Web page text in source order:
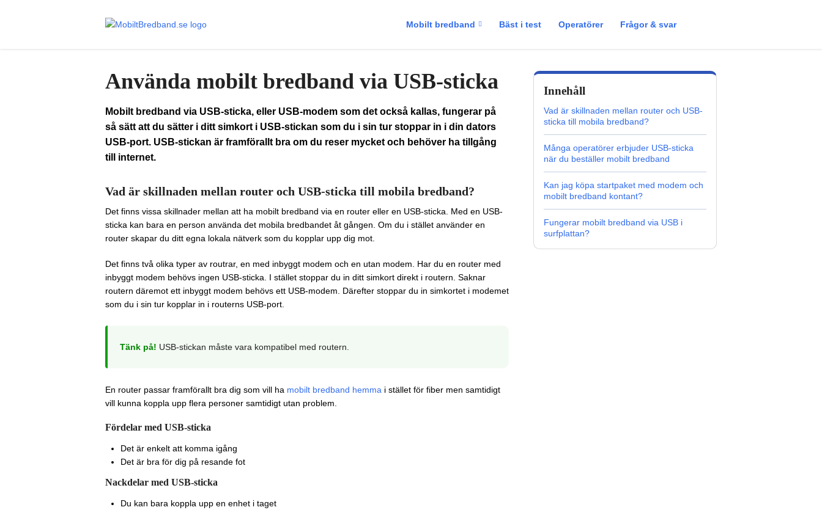
Mobilt bredband Bäst i test Operatörer Frågor & svar
Innehåll
Vad är skillnaden mellan router och USB-
sticka till mobila bredband?
Många operatörer erbjuder USB-sticka
när du beställer mobilt bredband
Kan jag köpa startpaket med modem och
mobilt bredband kontant?
Fungerar mobilt bredband via USB i
surfplattan?
Använda mobilt bredband via USB-sticka
Mobilt bredband via USB-sticka, eller USB-modem som det också kallas, fungerar på
så sätt att du sätter i ditt simkort i USB-stickan som du i sin tur stoppar in i din dators
USB-port. USB-stickan är framförallt bra om du reser mycket och behöver ha tillgång
till internet.
Vad är skillnaden mellan router och USB-sticka till mobila bredband?
Det finns vissa skillnader mellan att ha mobilt bredband via en router eller en USB-sticka. Med en USB-
sticka kan bara en person använda det mobila bredbandet åt gången. Om du i stället använder en
router skapar du ditt egna lokala nätverk som du kopplar upp dig mot.
Det finns två olika typer av routrar, en med inbyggt modem och en utan modem. Har du en router med
inbyggt modem behövs ingen USB-sticka. I stället stoppar du in ditt simkort direkt i routern. Saknar
routern däremot ett inbyggt modem behövs ett USB-modem. Därefter stoppar du in simkortet i modemet
som du i sin tur kopplar in i routerns USB-port.
Tänk på! USB-stickan måste vara kompatibel med routern.
En router passar framförallt bra dig som vill ha mobilt bredband hemma i stället för fiber men samtidigt
vill kunna koppla upp flera personer samtidigt utan problem.
Fördelar med USB-sticka
Det är enkelt att komma igång
Det är bra för dig på resande fot
Nackdelar med USB-sticka
Du kan bara koppla upp en enhet i taget